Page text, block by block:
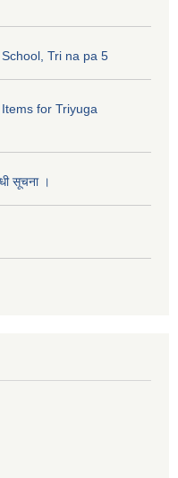
Tri na pa 5
for Triyuga
सूचना ।